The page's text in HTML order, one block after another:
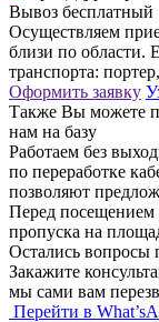
Вывоз бесплатный
Осуществляем
близи по области.
транспорта:
Оформить заявку
Также Вы можете
нам на базу
Работаем без
по переработке
позволяют
Перед посещением
пропуска на
Остались вопросы
Закажите
мы сами вам
Перейти в